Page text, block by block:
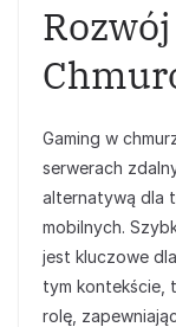
Gaming w
serwerach
alternatywą dla
mobilnych.
jest kluczowe
tym kontekście,
rolę,